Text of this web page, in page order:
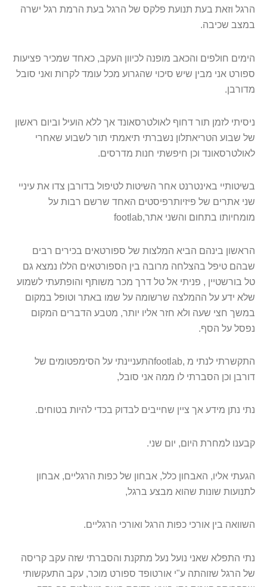
הרגל וזאת בעת תנועת פלקס של הרגל בעת הרמת רגל ישרה
במצב שכיבה.
הימים חולפים והכאב מופנה לכיוון העקב, כאחד שמכיר פציעות
ספורט אני מבין שיש סיכוי שהגרוע מכל עומד לקרות ואני סובל
מדורבן.
ניסיתי לזמן תור דחוף לאולטרסאונד אך ללא הועיל וביום ראשון
של שבוע הטריאתלון נשברתי תיאמתי תור לשבוע שאחרי
לאולטרסאונד וכן חיפשתי חנות מדרסים.
בשיטותיי באינטרנט אחר השיטות לטיפול בדורבן צדו את עיניי
שני אתרים של פיזיותרפיסטים האחד שרשם רבות על
מומחיותו בתחום והשני אתרfootlab,
הראשון בינהם הביא המלצות של ספורטאים בכירים רבים
שבהם טיפל בהצלחה מרובה בין הספורטאים הללו נמצא גם
טל בורשטיין , פניתי אל טל דרך מכר משותף והופתעתי לשמוע
שלא ידע על ההמלצה שרשומה על שמו באתר וטופל במקום
במשך חצי שעה ולא חזר אליו יותר, מטבע הדברים המקום
נפסל על הסף.
התקשרתי לנתי מ footlab,התעניינתי על הסימפטומים של
דורבן וכן הסברתי לו ממה אני סובל,
נתי נתן מידע אך ציין שחייבים לבדוק בכדי להיות בטוחים.
קבענו למחרת היום, יום שני.
הגעתי אליו, האבחון כלל, אבחון של כפות הרגליים, אבחון
לתנועות שונות שהוא מבצע ברגל,
השוואה בין אורכי כפות הרגל ואורכי הרגליים.
נתי התפלא שאני נועל נעל מתקנת והסברתי שזה עקב קריסה
של הרגל שזוהתה ע"י אורטופד ספורט מוכר, עקב התעקשותי